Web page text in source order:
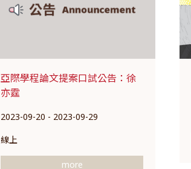
亞際學程論文提案口試公告：徐
亦霆
2023-09-20 - 2023-09-29
線上
more